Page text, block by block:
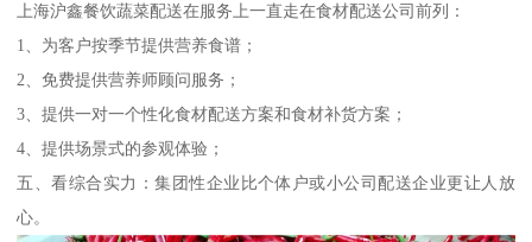
上海沪鑫餐饮蔬菜配送在服务上一直走在食材配送公司前列：
1、为客户按季节提供营养食谱；
2、免费提供营养师顾问服务；
3、提供一对一个性化食材配送方案和食材补货方案；
4、提供场景式的参观体验；
五、看综合实力：集团性企业比个体户或小公司配送企业更让人放
心。